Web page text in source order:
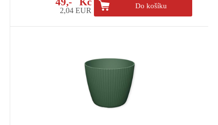
2,04 EUR
Do košíku